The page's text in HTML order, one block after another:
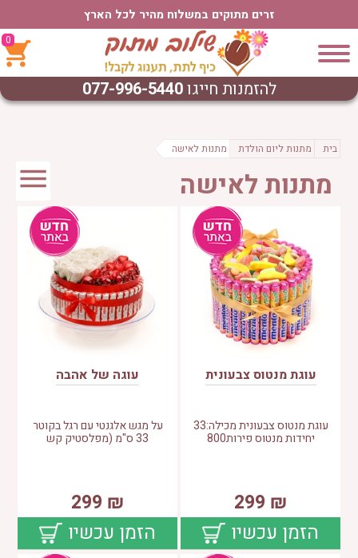
זרים מתוקים במשלוח מהיר לכל הארץ
0
להזמנות חייגו077-996-5440
בית מתנות ליום הולדת מתנות לאישה
מתנות לאישה
עוגת מנטוס צבעונית
עוגת מנטוס צבעונית מכילה:33
יחידות מנטוס פירות800
₪
299
הזמן עכשיו
עוגה של אהבה
על מגש אלגנטי עם רגל בקוטר
33 ס"מ (מפלסטיק קש
₪
299
הזמן עכשיו